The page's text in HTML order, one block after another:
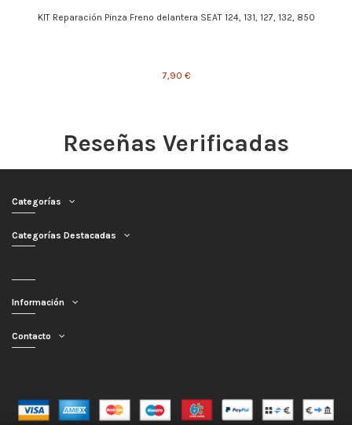
KIT Reparación Pinza Freno delantera SEAT 124, 131, 127, 132, 850
7,90 €
Reseñas Verificadas
Categorías
Categorías Destacadas
Información
Contacto